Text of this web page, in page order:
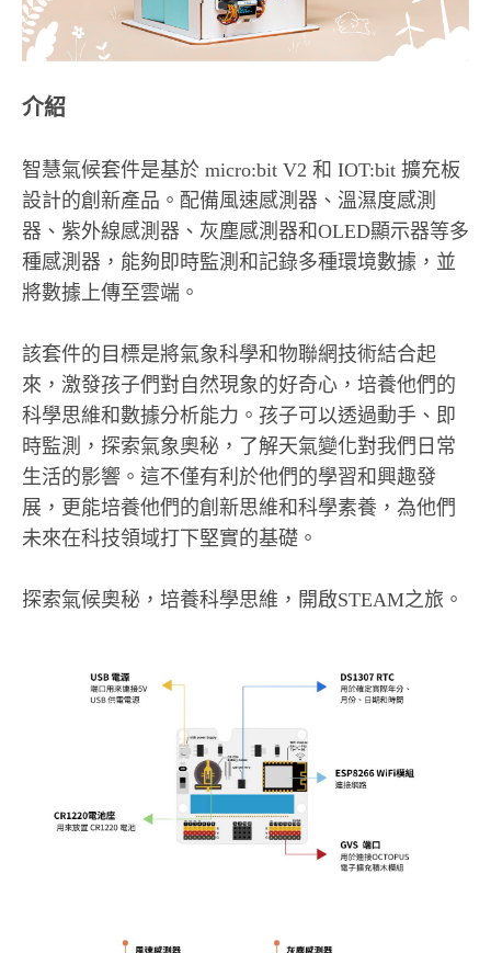
介紹
智慧氣候套件是基於 micro:bit V2 和 IOT:bit 擴充板
設計的創新產品。配備風速感測器、溫濕度感測
器、紫外線感測器、灰塵感測器和OLED顯示器等多
種感測器，能夠即時監測和記錄多種環境數據，並
將數據上傳至雲端。
該套件的目標是將氣象科學和物聯網技術結合起
來，激發孩子們對自然現象的好奇心，培養他們的
科學思維和數據分析能力。孩子可以透過動手、即
時監測，探索氣象奧秘，了解天氣變化對我們日常
生活的影響。這不僅有利於他們的學習和興趣發
展，更能培養他們的創新思維和科學素養，為他們
未來在科技領域打下堅實的基礎。
探索氣候奧秘，培養科學思維，開啟STEAM之旅。